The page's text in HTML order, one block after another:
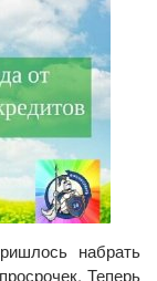
набрать
Теперь